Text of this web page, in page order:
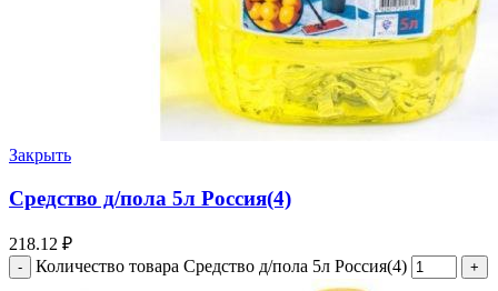
Закрыть
Средство д/пола 5л Россия(4)
218.12 ₽
Количество товара Средство д/пола 5л Россия(4)